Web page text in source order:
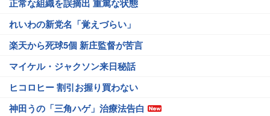
正常な組織を誤摘出 重篤な状態
れいわの新党名「覚えづらい」
楽天から死球5個 新庄監督が苦言
マイケル・ジャクソン来日秘話
ヒコロヒー 割引お握り買わない
神田うの「三角ハゲ」治療法告白